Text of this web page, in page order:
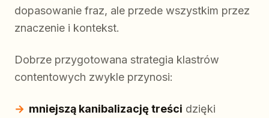
dopasowanie fraz, ale przede wszystkim przez
znaczenie i kontekst.
Dobrze przygotowana strategia klastrów
contentowych zwykle przynosi:
mniejszą kanibalizację treści dzięki